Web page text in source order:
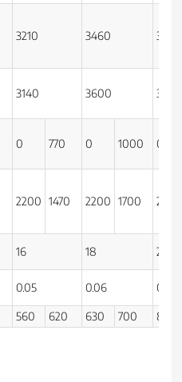
3210 3460 3770
3140 3600 3920
0 770 0 1000 0
2200 1470 2200 1700 2300
16 18 20
0.05 0.06 0.07
560 620 630 700 800